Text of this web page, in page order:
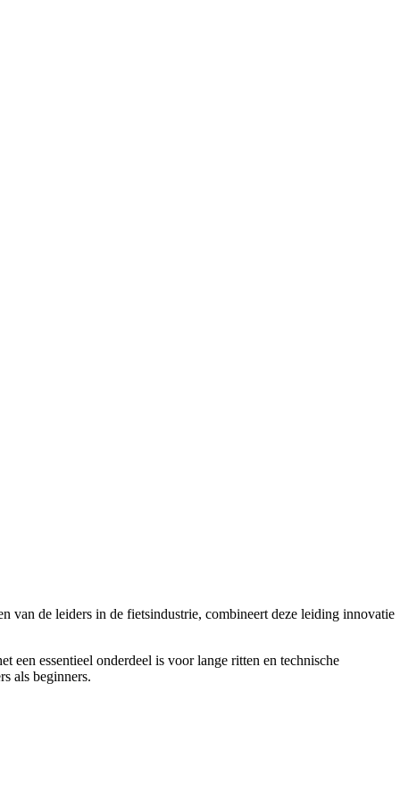
van de leiders in de fietsindustrie, combineert deze leiding innovatie
essentieel onderdeel is voor lange ritten en technische
als beginners.